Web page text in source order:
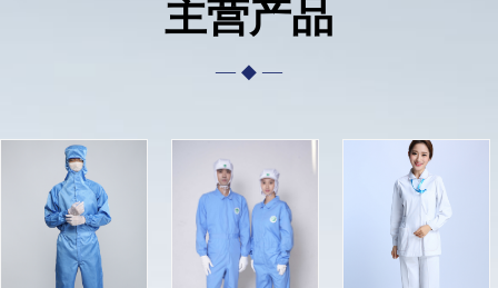
主营产品
— ◆ —